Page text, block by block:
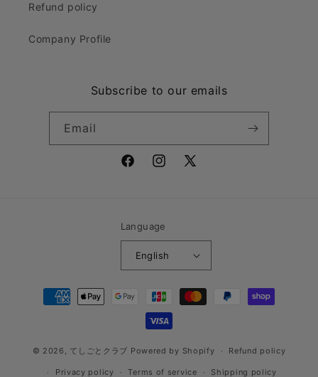
Refund policy
Company Profile
Subscribe to our emails
Email
FacebookInstagram
X
Language
English
Payment
methods
© 2026, てしごとクラブ Powered by Shopify Refund policy
Privacy policy Terms of service Shipping policy